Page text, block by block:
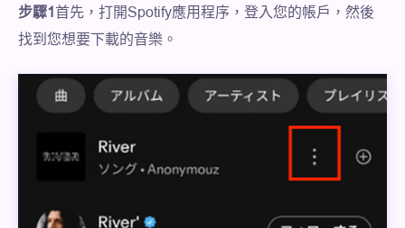
步驟1首先，打開Spotify應用程序，登入您的帳戶，然後
找到您想要下載的音樂。